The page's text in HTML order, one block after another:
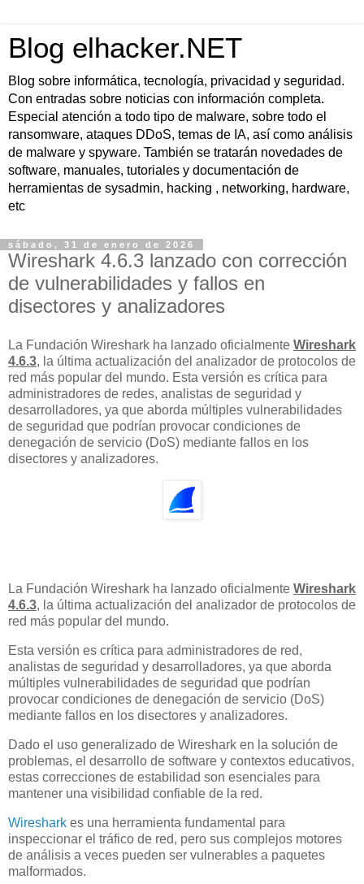
Blog elhacker.NET
Blog sobre informática, tecnología, privacidad y seguridad.
Con entradas sobre noticias con información completa.
Especial atención a todo tipo de malware, sobre todo el
ransomware, ataques DDoS, temas de IA, así como análisis
de malware y spyware. También se tratarán novedades de
software, manuales, tutoriales y documentación de
herramientas de sysadmin, hacking , networking, hardware,
etc
sábado, 31 de enero de 2026
Wireshark 4.6.3 lanzado con corrección
de vulnerabilidades y fallos en
disectores y analizadores
La Fundación Wireshark ha lanzado oficialmente Wireshark
4.6.3, la última actualización del analizador de protocolos de
red más popular del mundo. Esta versión es crítica para
administradores de redes, analistas de seguridad y
desarrolladores, ya que aborda múltiples vulnerabilidades
de seguridad que podrían provocar condiciones de
denegación de servicio (DoS) mediante fallos en los
disectores y analizadores.
La Fundación Wireshark ha lanzado oficialmente Wireshark
4.6.3, la última actualización del analizador de protocolos de
red más popular del mundo.
Esta versión es crítica para administradores de red,
analistas de seguridad y desarrolladores, ya que aborda
múltiples vulnerabilidades de seguridad que podrían
provocar condiciones de denegación de servicio (DoS)
mediante fallos en los disectores y analizadores.
Dado el uso generalizado de Wireshark en la solución de
problemas, el desarrollo de software y contextos educativos,
estas correcciones de estabilidad son esenciales para
mantener una visibilidad confiable de la red.
Wireshark es una herramienta fundamental para
inspeccionar el tráfico de red, pero sus complejos motores
de análisis a veces pueden ser vulnerables a paquetes
malformados.